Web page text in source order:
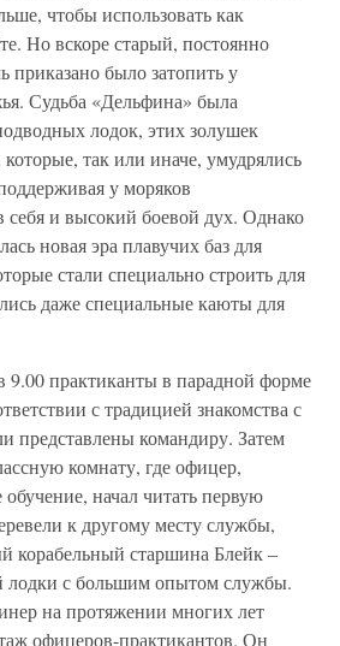
чтобы использовать как
Но вскоре старый, постоянно
приказано было затопить у
Судьба «Дельфина» была
лодок, этих золушек
так или иначе, умудрялись
у моряков
себя и высокий боевой дух. Однако
новая эра плавучих баз для
стали специально строить для
даже специальные каюты для
9.00 практиканты в парадной форме
с традицией знакомства с
представлены командиру. Затем
комнату, где офицер,
начал читать первую
к другому месту службы,
корабельный старшина Блейк –
лодки с большим опытом службы.
на протяжении многих лет
офицеров-практикантов. Он